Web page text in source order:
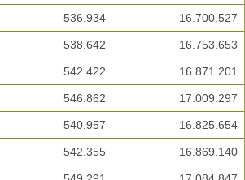
536.934 16.700.527
538.642 16.753.653
542.422 16.871.201
546.862 17.009.297
540.957 16.825.654
542.355 16.869.140